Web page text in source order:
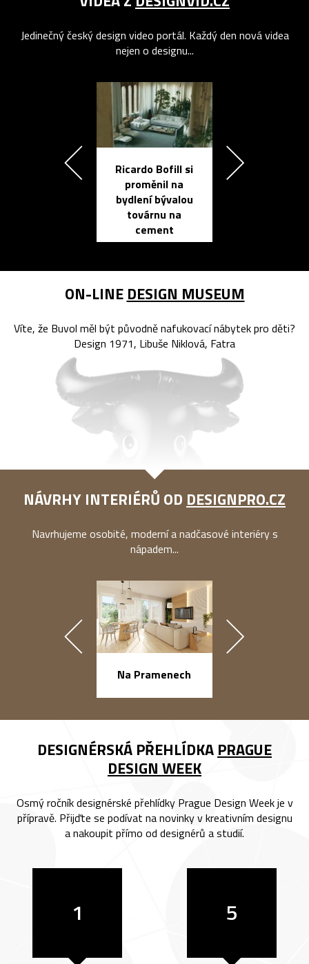
Jedinečný český design video portál. Každý den nová videa
nejen o designu...
Ricardo Bofill si
proměnil na
bydlení bývalou
továrnu na
cement
ON-LINE DESIGN MUSEUM
Víte, že Buvol měl být původně nafukovací nábytek pro děti?
Design 1971, Libuše Niklová, Fatra
NÁVRHY INTERIÉRŮ OD DESIGNPRO.CZ
Navrhujeme osobité, moderní a nadčasové interiéry s
nápadem...
Na Pramenech
DESIGNÉRSKÁ PŘEHLÍDKA PRAGUE
DESIGN WEEK
Osmý ročník designérské přehlídky Prague Design Week je v
přípravě. Přijďte se podívat na novinky v kreativním designu
a nakoupit přímo od designérů a studií.
1 5